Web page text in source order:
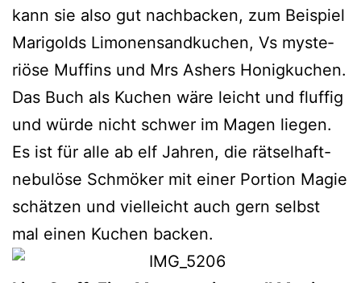
kann sie also gut nach­ba­cken, zum Beispiel
Marigolds Limonensandkuchen, Vs mys­te­
riö­se Muffins und Mrs Ashers Honigkuchen.
Das Buch als Kuchen wäre leicht und fluf­fig
und wür­de nicht schwer im Magen lie­gen.
Es ist für alle ab elf Jahren, die rät­sel­haft-
nebu­lö­se Schmöker mit einer Portion Magie
schät­zen und viel­leicht auch gern selbst
mal einen Kuchen backen.